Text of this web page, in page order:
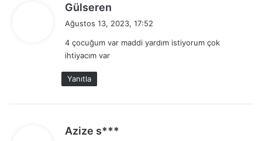
Gülseren
i
Ağustos 13, 2023, 17:52
4 çocuğum var maddi yardım istiyorum çok
ihtiyacım var
Yanıtla
Azize s***